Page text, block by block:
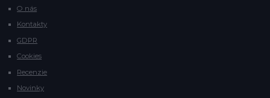
O nás
Kontakty
GDPR
Cookies
Recenzie
Novinky